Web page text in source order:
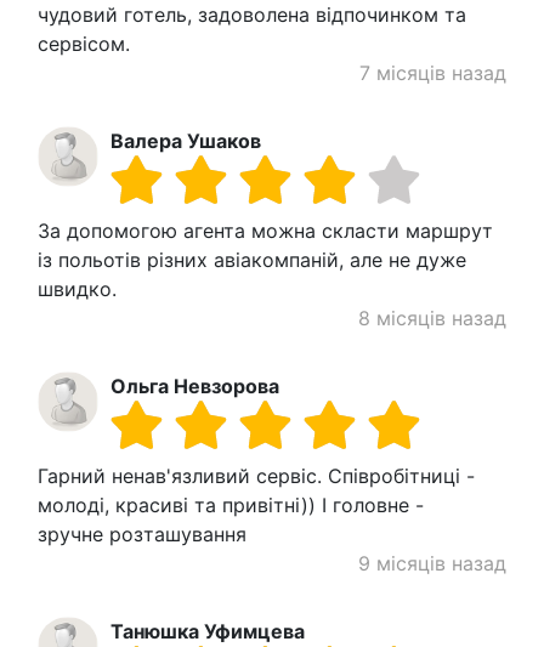
чудовий готель, задоволена відпочинком та
сервісом.
7 місяців назад
Валера Ушаков
За допомогою агента можна скласти маршрут
із польотів різних авіакомпаній, але не дуже
швидко.
8 місяців назад
Ольга Невзорова
Гарний ненав'язливий сервіс. Співробітниці -
молоді, красиві та привітні)) І головне -
зручне розташування
9 місяців назад
Танюшка Уфимцева